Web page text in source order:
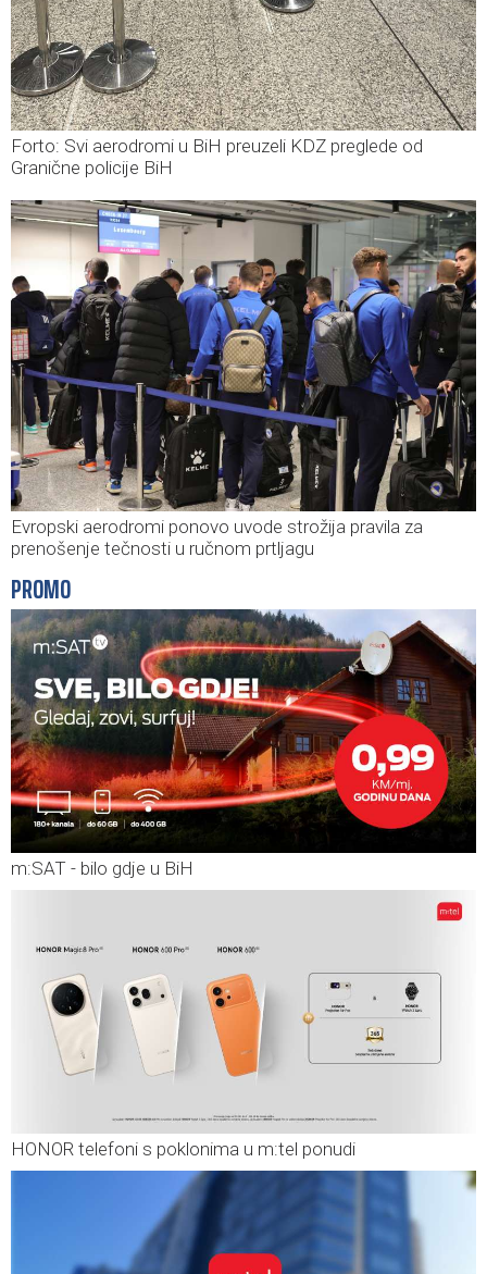
Forto: Svi aerodromi u BiH preuzeli KDZ preglede od
Granične policije BiH
Evropski aerodromi ponovo uvode strožija pravila za
prenošenje tečnosti u ručnom prtljagu
PROMO
m:SAT - bilo gdje u BiH
HONOR telefoni s poklonima u m:tel ponudi